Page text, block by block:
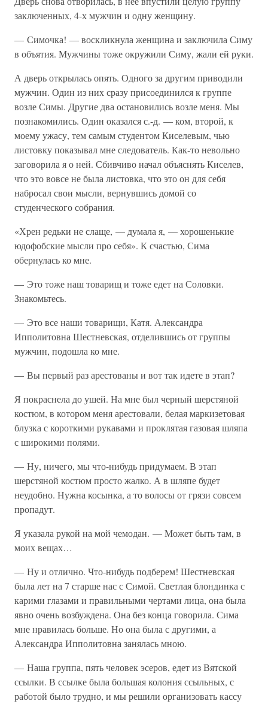
заключенных, 4-х мужчин и одну женщину.
— Симочка! — воскликнула женщина и заключила Симу
в объятия. Мужчины тоже окружили Симу, жали ей руки.
А дверь открылась опять. Одного за другим приводили
мужчин. Один из них сразу присоединился к группе
возле Симы. Другие два остановились возле меня. Мы
познакомились. Один оказался с.-д. — ком, второй, к
моему ужасу, тем самым студентом Киселевым, чью
листовку показывал мне следователь. Как-то невольно
заговорила я о ней. Сбивчиво начал объяснять Киселев,
что это вовсе не была листовка, что это он для себя
набросал свои мысли, вернувшись домой со
студенческого собрания.
«Хрен редьки не слаще, — думала я, — хорошенькие
юдофобские мысли про себя». К счастью, Сима
обернулась ко мне.
— Это тоже наш товарищ и тоже едет на Соловки.
Знакомьтесь.
— Это все наши товарищи, Катя. Александра
Ипполитовна Шестневская, отделившись от группы
мужчин, подошла ко мне.
— Вы первый раз арестованы и вот так идете в этап?
Я покраснела до ушей. На мне был черный шерстяной
костюм, в котором меня арестовали, белая маркизетовая
блузка с короткими рукавами и проклятая газовая шляпа
с широкими полями.
— Ну, ничего, мы что-нибудь придумаем. В этап
шерстяной костюм просто жалко. А в шляпе будет
неудобно. Нужна косынка, а то волосы от грязи совсем
пропадут.
Я указала рукой на мой чемодан. — Может быть там, в
моих вещах…
— Ну и отлично. Что-нибудь подберем! Шестневская
была лет на 7 старше нас с Симой. Светлая блондинка с
карими глазами и правильными чертами лица, она была
явно очень возбуждена. Она без конца говорила. Сима
мне нравилась больше. Но она была с другими, а
Александра Ипполитовна занялась мною.
— Наша группа, пять человек эсеров, едет из Вятской
ссылки. В ссылке была большая колония ссыльных, с
работой было трудно, и мы решили организовать кассу